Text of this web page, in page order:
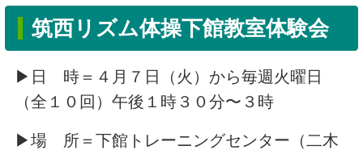
筑西リズム体操下館教室体験会
▶日 時＝４月７日（火）から毎週火曜日
（全１０回）午後１時３０分〜３時
▶場 所＝下館トレーニングセンター（二木